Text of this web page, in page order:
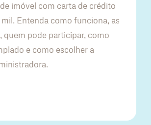
imóvel com carta de crédito
Entenda como funciona, as
quem pode participar, como
e como escolher a